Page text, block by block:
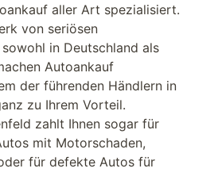
aller Art spezialisiert.
von seriösen
in Deutschland als
Autoankauf
der führenden Händlern in
zu Ihrem Vorteil.
zahlt Ihnen sogar für
mit Motorschaden,
für defekte Autos für